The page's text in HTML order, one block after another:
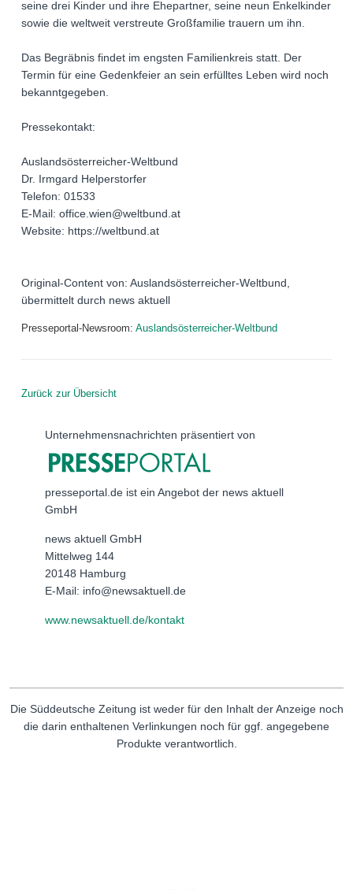
seine drei Kinder und ihre Ehepartner, seine neun Enkelkinder
sowie die weltweit verstreute Großfamilie trauern um ihn.
Das Begräbnis findet im engsten Familienkreis statt. Der
Termin für eine Gedenkfeier an sein erfülltes Leben wird noch
bekanntgegeben.
Pressekontakt:
Auslandsösterreicher-Weltbund
Dr. Irmgard Helperstorfer
Telefon: 01533
E-Mail: office.wien@weltbund.at
Website: https://weltbund.at
Original-Content von: Auslandsösterreicher-Weltbund,
übermittelt durch news aktuell
Presseportal-Newsroom: Auslandsösterreicher-Weltbund
Zurück zur Übersicht
Unternehmensnachrichten präsentiert von
presseportal.de ist ein Angebot der news aktuell
GmbH
news aktuell GmbH
Mittelweg 144
20148 Hamburg
E-Mail: info@newsaktuell.de
www.newsaktuell.de/kontakt
Die Süddeutsche Zeitung ist weder für den Inhalt der Anzeige noch
die darin enthaltenen Verlinkungen noch für ggf. angegebene
Produkte verantwortlich.